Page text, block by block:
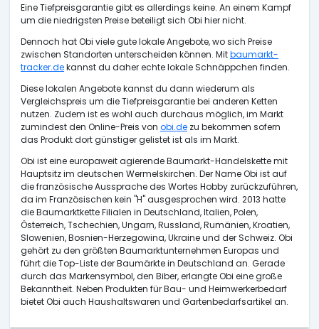
Eine Tiefpreisgarantie gibt es allerdings keine. An einem Kampf
um die niedrigsten Preise beteiligt sich Obi hier nicht.
Dennoch hat Obi viele gute lokale Angebote, wo sich Preise
zwischen Standorten unterscheiden können. Mitbaumarkt-
tracker.dekannst du daher echte lokale Schnäppchen finden.
Diese lokalen Angebote kannst du dann wiederum als
Vergleichspreis um die Tiefpreisgarantie bei anderen Ketten
nutzen. Zudem ist es wohl auch durchaus möglich, im Markt
zumindest den Online-Preis von obi.de zu bekommen sofern
das Produkt dort günstiger gelistet ist als im Markt.
Obi ist eine europaweit agierende Baumarkt-Handelskette mit
Hauptsitz im deutschen Wermelskirchen. Der Name Obi ist auf
die französische Aussprache des Wortes Hobby zurückzuführen,
da im Französischen kein "H" ausgesprochen wird. 2013 hatte
die Baumarktkette Filialen in Deutschland, Italien, Polen,
Österreich, Tschechien, Ungarn, Russland, Rumänien, Kroatien,
Slowenien, Bosnien-Herzegowina, Ukraine und der Schweiz. Obi
gehört zu den größten Baumarktunternehmen Europas und
führt die Top-Liste der Baumärkte in Deutschland an. Gerade
durch das Markensymbol, den Biber, erlangte Obi eine große
Bekanntheit. Neben Produkten für Bau- und Heimwerkerbedarf
bietet Obi auch Haushaltswaren und Gartenbedarfsartikel an.